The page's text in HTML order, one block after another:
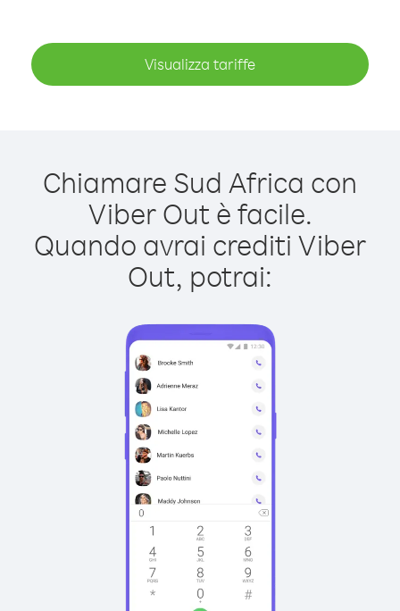
Visualizza tariffe
Chiamare Sud Africa con
Viber Out è facile.
Quando avrai crediti Viber
Out, potrai: